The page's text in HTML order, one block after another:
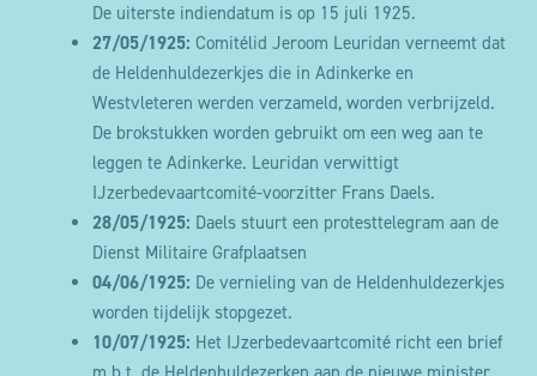
De uiterste indiendatum is op 15 juli 1925.
27/05/1925: Comitélid Jeroom Leuridan verneemt dat
de Heldenhuldezerkjes die in Adinkerke en
Westvleteren werden verzameld, worden verbrijzeld.
De brokstukken worden gebruikt om een weg aan te
leggen te Adinkerke. Leuridan verwittigt
IJzerbedevaartcomité-voorzitter Frans Daels.
28/05/1925: Daels stuurt een protesttelegram aan de
Dienst Militaire Grafplaatsen
04/06/1925: De vernieling van de Heldenhuldezerkjes
worden tijdelijk stopgezet.
10/07/1925: Het IJzerbedevaartcomité richt een brief